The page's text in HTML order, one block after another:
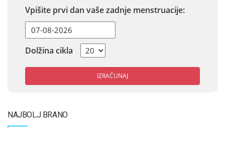
Vpišite prvi dan vaše zadnje menstruacije:
Dolžina cikla
IZRAČUNAJ
NAJBOLJ BRANO